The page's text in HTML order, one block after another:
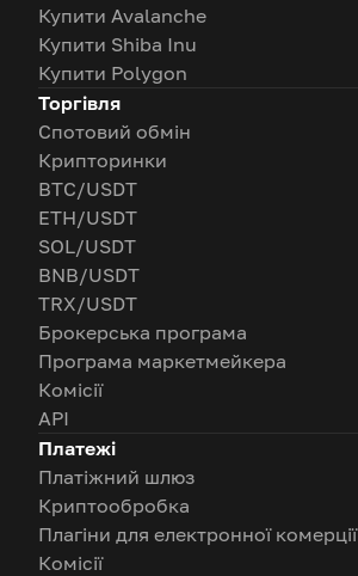
Купити Avalanche
Купити Shiba Inu
Купити Polygon
Торгівля
Спотовий обмін
Крипторинки
BTC/USDT
ETH/USDT
SOL/USDT
BNB/USDT
TRX/USDT
Брокерська програма
Програма маркетмейкера
Комісії
API
Платежі
Платіжний шлюз
Криптообробка
Плагіни для електронної комерції
Комісії